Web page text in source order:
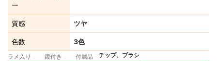
ー
質感 ツヤ
色数 3色
ラメ入り 鏡付き 付属品 チップ、ブラシ